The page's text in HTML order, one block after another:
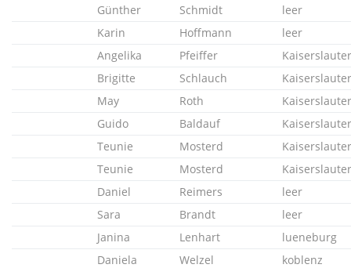
Günther
Schmidt
leer
Karin
Hoffmann
leer
Angelika
Pfeiffer
Brigitte
Schlauch
May
Roth
Guido
Baldauf
Teunie
Mosterd
Teunie
Mosterd
Daniel
Reimers
leer
Sara
Brandt
leer
Janina
Lenhart
lueneburg
Daniela
Welzel
koblenz